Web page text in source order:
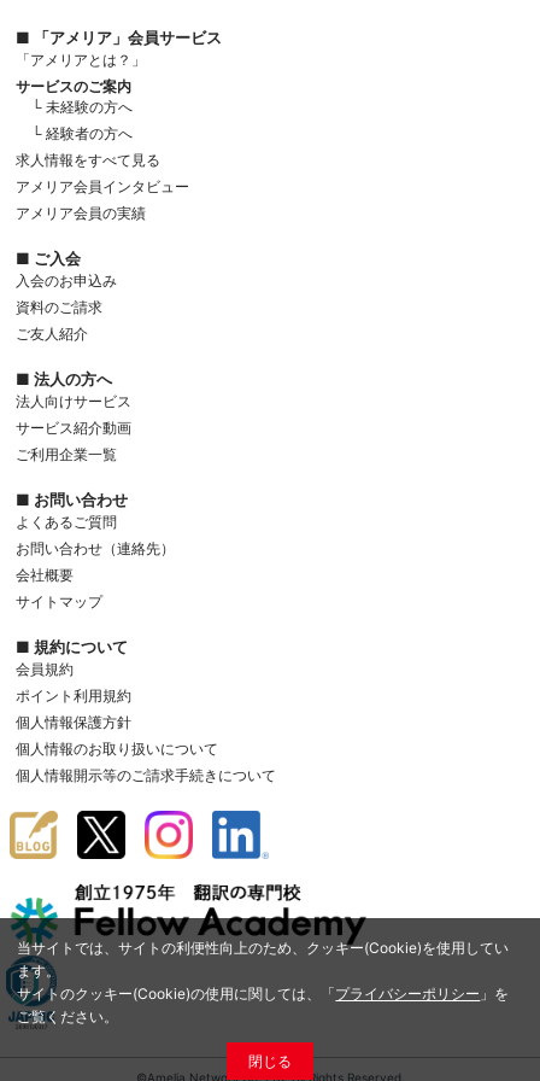
当サイトでは、サイトの利便性向上のため、クッキー(Cookie)を使用してい
ます。
サイトのクッキー(Cookie)の使用に関しては、「プライバシーポリシー 」を
ご覧ください。
閉じる
■ 「アメリア」会員サービス
「アメリアとは？」
サービスのご案内
└ 未経験の方へ
└ 経験者の方へ
求人情報をすべて見る
アメリア会員インタビュー
アメリア会員の実績
■ ご入会
入会のお申込み
資料のご請求
ご友人紹介
■ 法人の方へ
法人向けサービス
サービス紹介動画
ご利用企業一覧
■ お問い合わせ
よくあるご質問
お問い合わせ（連絡先）
会社概要
サイトマップ
■ 規約について
会員規約
ポイント利用規約
個人情報保護方針
個人情報のお取り扱いについて
個人情報開示等のご請求手続きについて
©Amelia Network Co.,Ltd. All Rights Reserved.